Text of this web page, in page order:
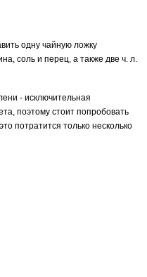
одну чайную ложку
соль и перец, а также две ч. л.
- исключительная
поэтому стоит попробовать
потратится только несколько